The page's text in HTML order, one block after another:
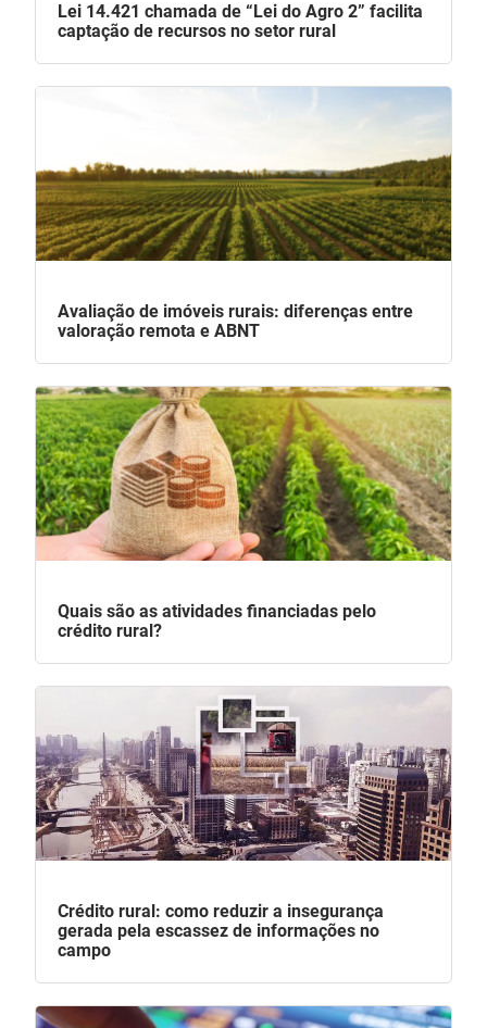
Lei 14.421 chamada de “Lei do Agro 2” facilita
captação de recursos no setor rural
Avaliação de imóveis rurais: diferenças entre
valoração remota e ABNT
Quais são as atividades financiadas pelo
crédito rural?
Crédito rural: como reduzir a insegurança
gerada pela escassez de informações no
campo